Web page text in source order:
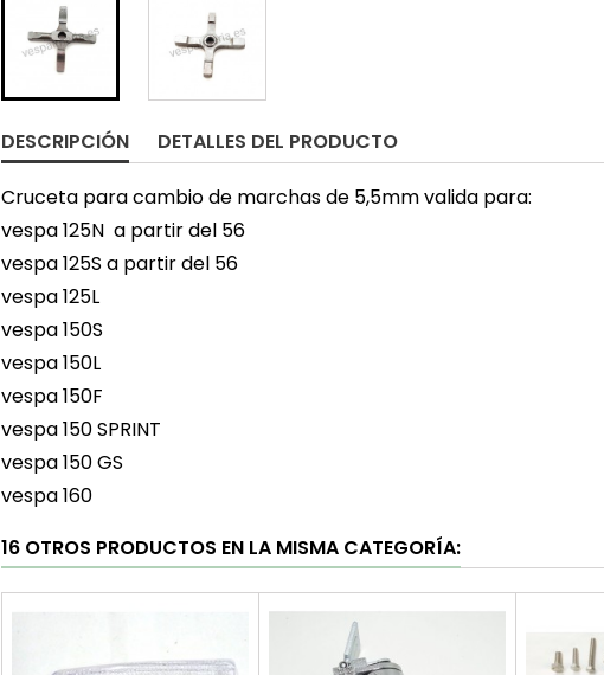
DESCRIPCIÓN DETALLES DEL PRODUCTO
Cruceta para cambio de marchas de 5,5mm valida para:
vespa 125N a partir del 56
vespa 125S a partir del 56
vespa 125L
vespa 150S
vespa 150L
vespa 150F
vespa 150 SPRINT
vespa 150 GS
vespa 160
16 OTROS PRODUCTOS EN LA MISMA CATEGORÍA: